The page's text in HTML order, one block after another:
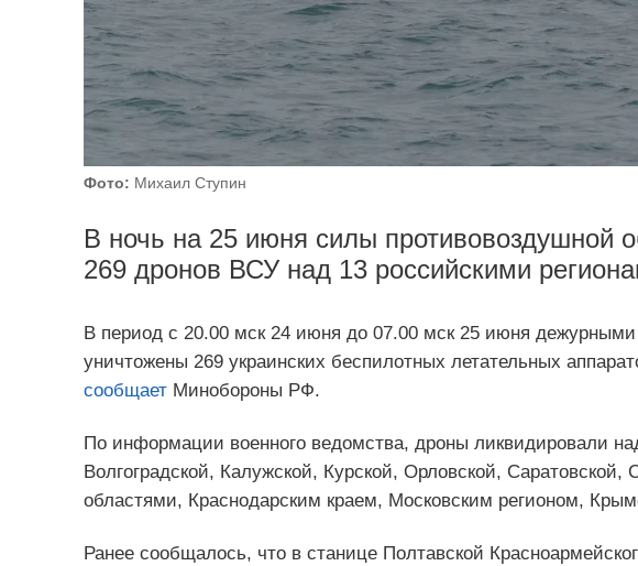
Фото: Михаил Ступин
В ночь на 25 июня силы противовоздушной
269 дронов ВСУ над 13 российскими
В период с 20.00 мск 24 июня до 07.00 мск 25 июня
уничтожены 269 украинских беспилотных летательных
сообщаетМинобороны РФ.
По информации военного ведомства, дроны ликвидировали
Волгоградской, Калужской, Курской, Орловской, Саратовской,
областями, Краснодарским краем, Московским регионом,
Ранее сообщалось, что в станице Полтавской